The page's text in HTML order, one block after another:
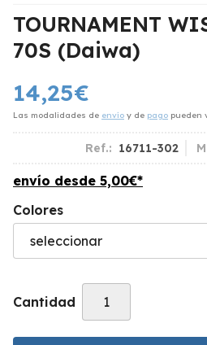
TOURNAMENT
70S (Daiwa)
14,25€
Las modalidades de envío y de pago pueden
Ref.: 16711-302
envío desde 5,00€*
Colores
Cantidad